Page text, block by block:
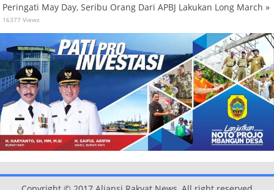
Peringati May Day, Seribu Orang Dari APBJ Lakukan Long March »
16377 Views